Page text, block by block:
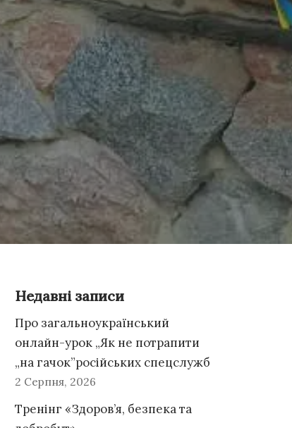
Недавні записи
Про загальноукраїнський
онлайн-урок „Як не потрапити
„на гачок”російських спецслужб
2 Серпня, 2026
Тренінг «Здоров’я, безпека та